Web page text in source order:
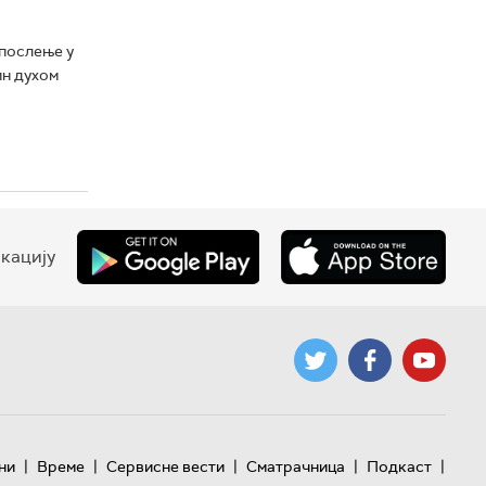
у
духом
| Време | Сервисне вести | Сматрачница | Подкаст |